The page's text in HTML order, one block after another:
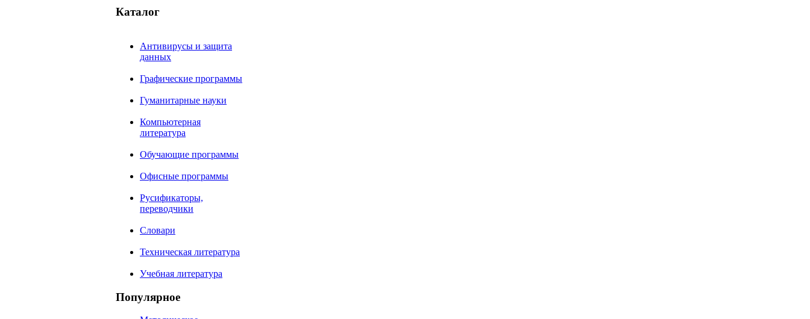
Каталог
Антивирусы и защита
данных
Графические программы
Гуманитарные науки
Компьютерная
литература
Обучающие программы
Офисные программы
Русификаторы,
переводчики
Словари
Техническая литература
Учебная литература
Популярное